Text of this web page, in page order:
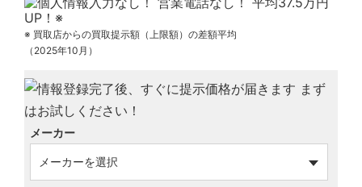
※ 買取店からの買取提示額（上限額）の差額平均
（2025年10月）
メーカー